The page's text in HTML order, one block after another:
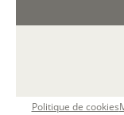
Politique de cookies
Désolé, la
session de